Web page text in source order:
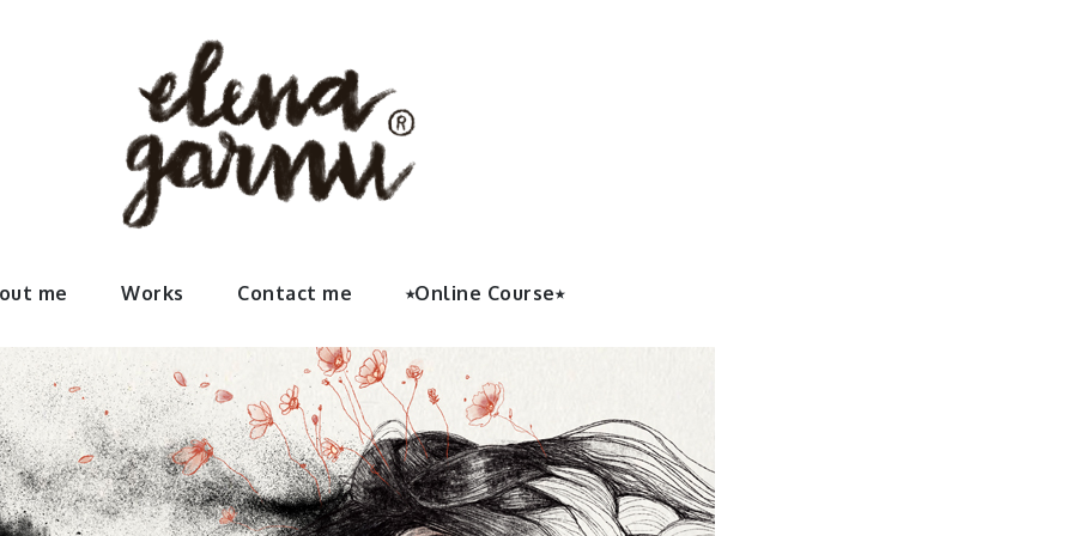
| Web oficial
®
me
Works Contact me ⭑Online Course⭑